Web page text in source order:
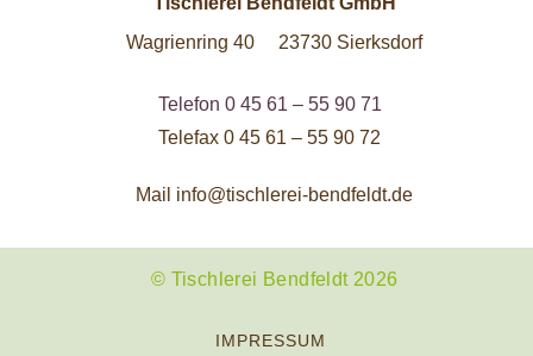
Wagrienring 40 23730 Sierksdorf
Telefon 0 45 61 – 55 90 71
Telefax 0 45 61 – 55 90 72
Mail info@tischlerei-bendfeldt.de
© Tischlerei Bendfeldt 2026
IMPRESSUM